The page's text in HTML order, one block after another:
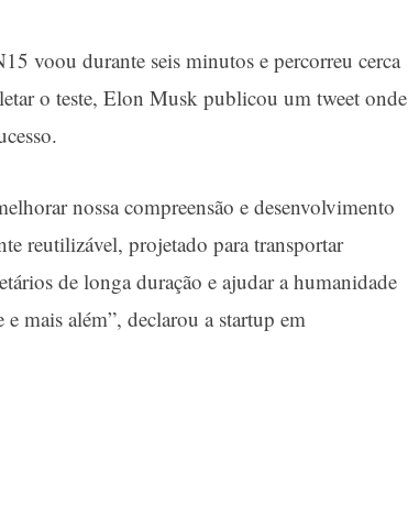
voou durante seis minutos e percorreu cerca
o teste, Elon Musk publicou um tweet onde
nossa compreensão e desenvolvimento
reutilizável, projetado para transportar
de longa duração e ajudar a humanidade
mais além”, declarou a startup em